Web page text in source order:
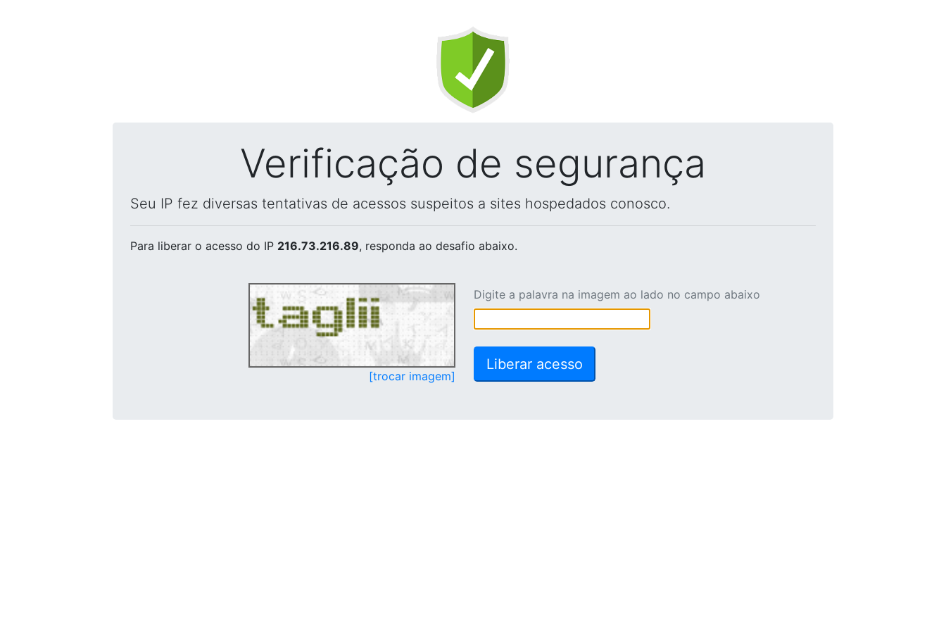
Verificação de segurança
Seu IP fez diversas tentativas de acessos suspeitos a sites hospedados conosco.
Para liberar o acesso do IP 216.73.216.89, responda ao desafio abaixo.
[trocar imagem]
Digite a palavra na imagem ao lado no campo abaixo